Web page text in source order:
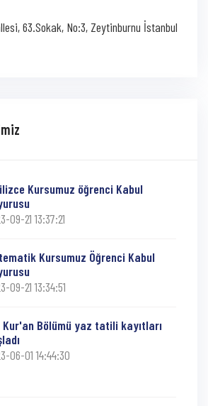
63.Sokak, No:3, Zeytinburnu İstanbul
Kursumuz öğrenci Kabul
09-21 13:37:21
Kursumuz Öğrenci Kabul
09-21 13:34:51
Kur'an Bölümü yaz tatili kayıtları
06-01 14:44:30